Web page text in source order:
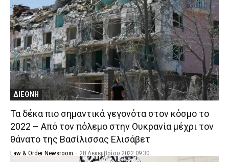
ΔΙΕΘΝΗ
Τα δέκα πιο σημαντικά γεγονότα στον κόσμο το
2022 – Από τον πόλεμο στην Ουκρανία μέχρι τον
θάνατο της Βασίλισσας Ελισάβετ
Law & Order Newsroom - 28 Δεκεμβρίου 2022 09:30